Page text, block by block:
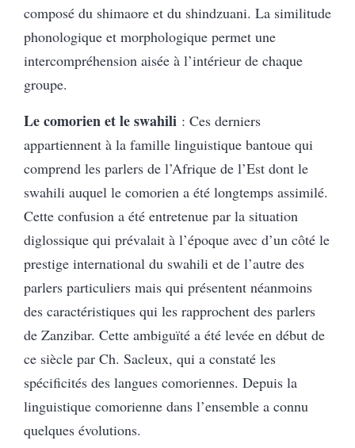
composé du shimaore et du shindzuani. La similitude
phonologique et morphologique permet une
intercompréhension aisée à l’intérieur de chaque
groupe.
Le comorien et le swahili : Ces derniers
appartiennent à la famille linguistique bantoue qui
comprend les parlers de l’Afrique de l’Est dont le
swahili auquel le comorien a été longtemps assimilé.
Cette confusion a été entretenue par la situation
diglossique qui prévalait à l’époque avec d’un côté le
prestige international du swahili et de l’autre des
parlers particuliers mais qui présentent néanmoins
des caractéristiques qui les rapprochent des parlers
de Zanzibar. Cette ambiguïté a été levée en début de
ce siècle par Ch. Sacleux, qui a constaté les
spécificités des langues comoriennes. Depuis la
linguistique comorienne dans l’ensemble a connu
quelques évolutions.